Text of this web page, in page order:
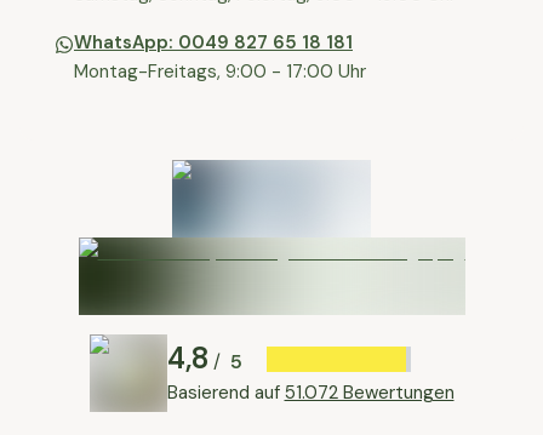
WhatsApp: 0049 827 65 18 181
Montag-Freitags, 9:00 - 17:00 Uhr
4,8 / 5
Basierend auf 51.072 Bewertungen